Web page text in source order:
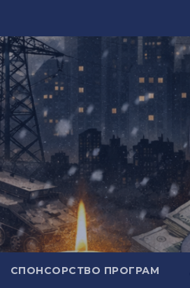
СПОНСОРСТВО ПРОГРАМ